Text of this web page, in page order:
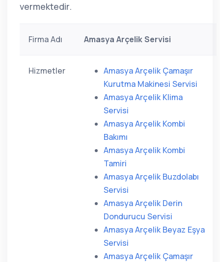
vermektedir.
Firma Adı Amasya Arçelik Servisi
Hizmetler
Amasya Arçelik Çamaşır
Kurutma Makinesi Servisi
Amasya Arçelik Klima
Servisi
Amasya Arçelik Kombi
Bakımı
Amasya Arçelik Kombi
Tamiri
Amasya Arçelik Buzdolabı
Servisi
Amasya Arçelik Derin
Dondurucu Servisi
Amasya Arçelik Beyaz Eşya
Servisi
Amasya Arçelik Çamaşır